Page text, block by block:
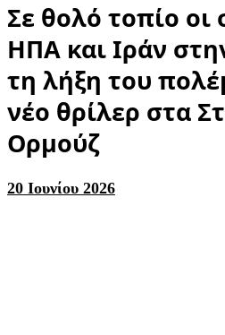
Σε θολό τοπίο οι
ΗΠΑ και Ιράν
τη λήξη του
νέο θρίλερ στα
Ορμούζ
20 Ιουνίου 2026